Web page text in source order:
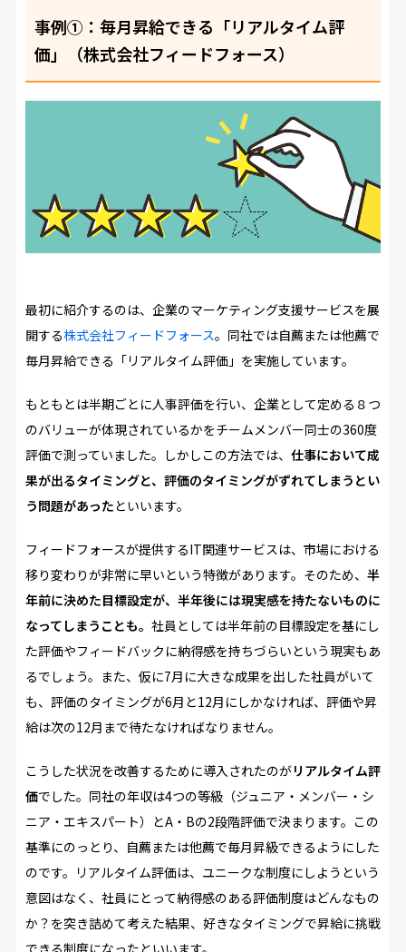
事例①：毎月昇給できる「リアルタイム評
価」（株式会社フィードフォース）
最初に紹介するのは、企業のマーケティング支援サービスを展
開する株式会社フィードフォース。同社では自薦または他薦で
毎月昇給できる「リアルタイム評価」を実施しています。
もともとは半期ごとに人事評価を行い、企業として定める８つ
のバリューが体現されているかをチームメンバー同士の360度
評価で測っていました。しかしこの方法では、 仕事において成
果が出るタイミングと、評価のタイミングがずれてしまうとい
う問題があったといいます。
フィードフォースが提供するIT関連サービスは、市場における
移り変わりが非常に早いという特徴があります。そのため、 半
年前に決めた目標設定が、半年後には現実感を持たないものに
なってしまうことも。 社員としては半年前の目標設定を基にし
た評価やフィードバックに納得感を持ちづらいという現実もあ
るでしょう。また、仮に7月に大きな成果を出した社員がいて
も、評価のタイミングが6月と12月にしかなければ、評価や昇
給は次の12月まで待たなければなりません。
こうした状況を改善するために導入されたのがリアルタイム評
価でした。同社の年収は4つの等級（ジュニア・メンバー・シ
ニア・エキスパート）とA・Bの2段階評価で決まります。この
基準にのっとり、自薦または他薦で毎月昇級できるようにした
のです。リアルタイム評価は、ユニークな制度にしようという
意図はなく、社員にとって納得感のある評価制度はどんなもの
か？を突き詰めて考えた結果、好きなタイミングで昇給に挑戦
できる制度になったといいます。